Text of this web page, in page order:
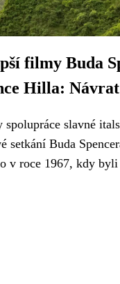
filmy Buda
Hilla:
spolupráce slavné
setkání Buda
v roce 1967, kdy byli